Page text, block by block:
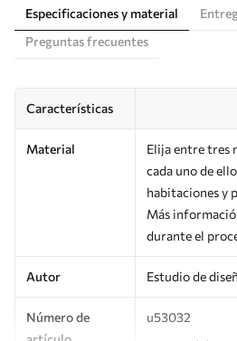
Especificaciones y material
Preguntas frecuentes
Características
Material
Elija entre tres
cada uno de
habitaciones y
Más
durante el
Autor Estudio de
Número de
u53032